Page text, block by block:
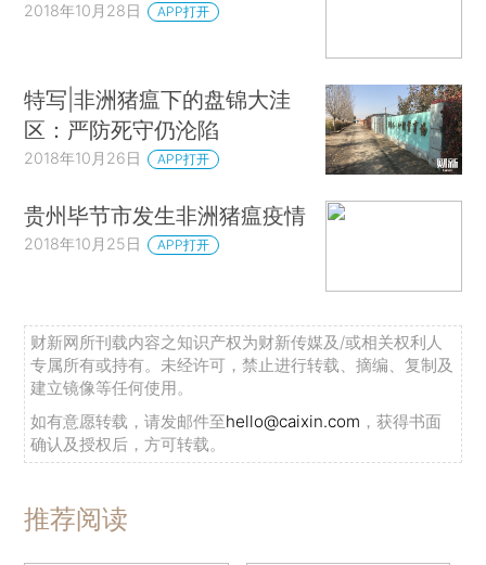
2018年10月28日 APP打开
特写|非洲猪瘟下的盘锦大洼
区：严防死守仍沦陷
2018年10月26日 APP打开
贵州毕节市发生非洲猪瘟疫情
2018年10月25日 APP打开
财新网所刊载内容之知识产权为财新传媒及/或相关权利人
专属所有或持有。未经许可，禁止进行转载、摘编、复制及
建立镜像等任何使用。
如有意愿转载，请发邮件至hello@caixin.com ，获得书面
确认及授权后，方可转载。
推荐阅读